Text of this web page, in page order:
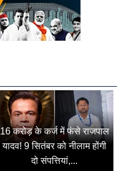
16 करोड़ के कर्ज में फंसे राजपाल
यादव! 9 सितंबर को नीलाम होंगी
दो संपत्तियां,...